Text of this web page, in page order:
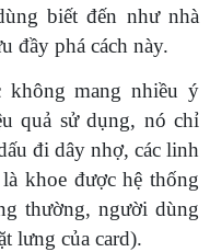
biết đến như nhà
đầy phá cách này.
mang nhiều ý
quả sử dụng, nó chỉ
đi dây nhợ, các linh
khoe được hệ thống
thường, người dùng
lưng của card).